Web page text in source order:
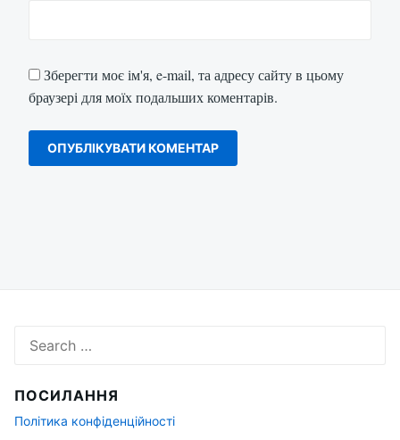
Зберегти моє ім'я, e-mail, та адресу сайту в цьому
браузері для моїх подальших коментарів.
for:
ПОСИЛАННЯ
Політика конфіденційності